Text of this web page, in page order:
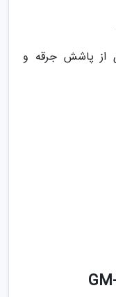
از پاشش جرقه و